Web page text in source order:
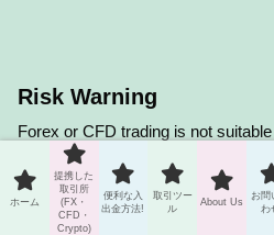
Risk Warning
Forex or CFD trading is not
trading can be a huge profit, but it
loss. Carefully consider your
experience and risk tolerance
ホーム
提携した
取引所
(FX・
CFD・
Crypto)
便利な入
出金方法!
取引ツー
ル
About Us
お問
わ